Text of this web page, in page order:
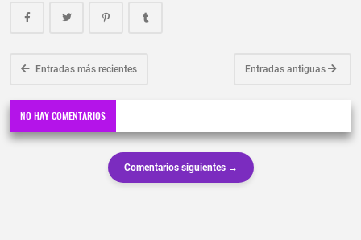
Entradas más recientes Entradas antiguas
NO HAY COMENTARIOS
Comentarios siguientes →